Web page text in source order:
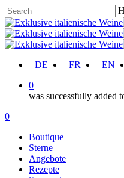
Skip
to
main
content
Close
Search
DE FR EN
0
was successfully added
Menu
account
0
Boutique
Sterne
Angebote
Rezepte